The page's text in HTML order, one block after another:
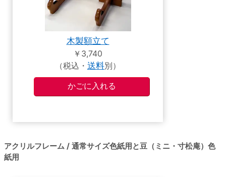
木製額立て
￥3,740
（税込・ 送料別）
アクリルフレーム / 通常サイズ色紙用と豆（ミニ・寸松庵）色
紙用